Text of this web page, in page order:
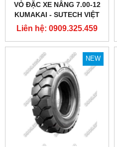
VỎ ĐẶC XE NÂNG 7.00-12
KUMAKAI - SUTECH VIỆT
NAM
Liên hệ: 0909.325.459
NEW